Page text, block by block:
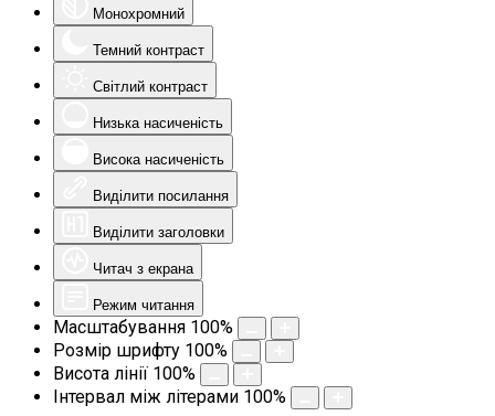
Монохромний
Темний контраст
Світлий контраст
Низька насиченість
Висока насиченість
Виділити посилання
Виділити заголовки
Читач з екрана
Режим читання
Масштабування 100%
Розмір шрифту 100%
Висота лінії 100%
Інтервал між літерами 100%